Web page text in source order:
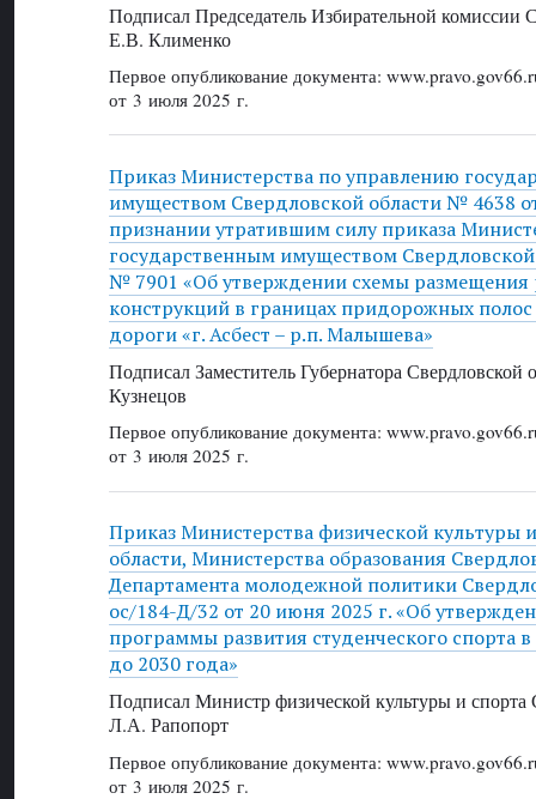
Подписал Председатель Избирательной комиссии
Е.В. Клименко
Первое опубликование документа:
от 3 июля 2025 г.
Приказ Министерства по управлению
имуществом Свердловской области № 4638
признании утратившим силу приказа
государственным имуществом Свердловской
№ 7901 «Об утверждении схемы размещения
конструкций в границах придорожных
дороги «г. Асбест – р.п. Малышева»
Подписал Заместитель Губернатора
Кузнецов
Первое опубликование документа:
от 3 июля 2025 г.
Приказ Министерства физической культуры
области, Министерства образования
Департамента молодежной политики
ос/184-Д/32 от 20 июня 2025 г. «Об
программы развития студенческого спорта
до 2030 года»
Подписал Министр физической культуры и спорта
Л.А. Рапопорт
Первое опубликование документа:
от 3 июля 2025 г.